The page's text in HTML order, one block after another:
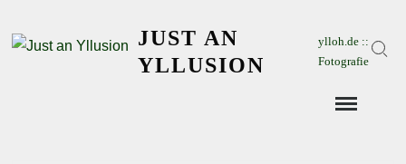
JUST AN
YLLUSION
ylloh.de ::
Fotografie